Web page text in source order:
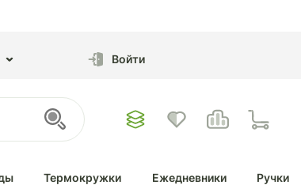
Войти
Термокружки Ежедневники Ручки